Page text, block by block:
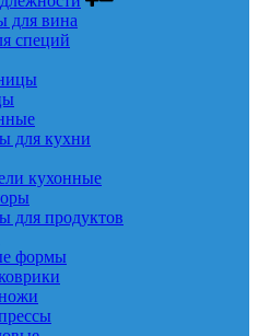
для вина
специй
для кухни
кухонные
для продуктов
формы